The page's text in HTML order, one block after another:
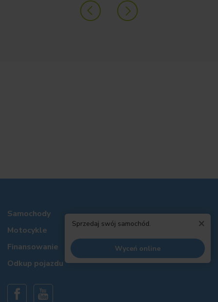
Samochody
Motocykle
Finansowanie
Odkup pojazdu
×
Sprzedaj swój samochód.
Wyceń online